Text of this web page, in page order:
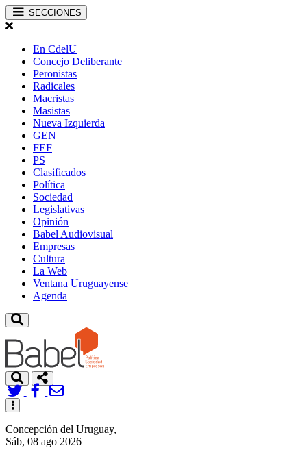
SECCIONES
En CdelU
Concejo Deliberante
Peronistas
Radicales
Macristas
Masistas
Nueva Izquierda
GEN
FEF
PS
Clasificados
Política
Sociedad
Legislativas
Opinión
Babel Audiovisual
Empresas
Cultura
La Web
Ventana Uruguayense
Agenda
Toggle
navigation
Concepción del Uruguay,
Sáb, 08 ago 2026